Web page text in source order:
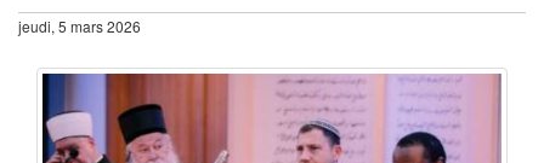
jeudi, 5 mars 2026